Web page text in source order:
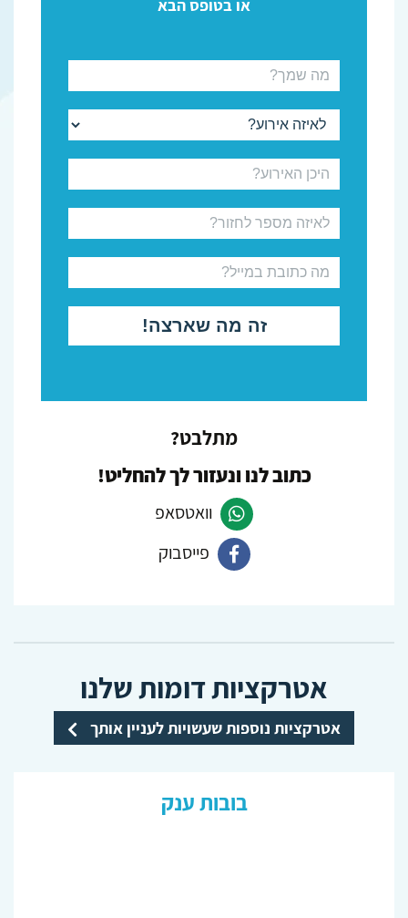
או בטופס הבא
מתלבט?
כתוב לנו ונעזור לך להחליט!
פנה
וואטסאפ
פייסבוק
אטרקציות דומות שלנו
אטרקציות נוספות שעשויות לעניין אותך
בובות ענק